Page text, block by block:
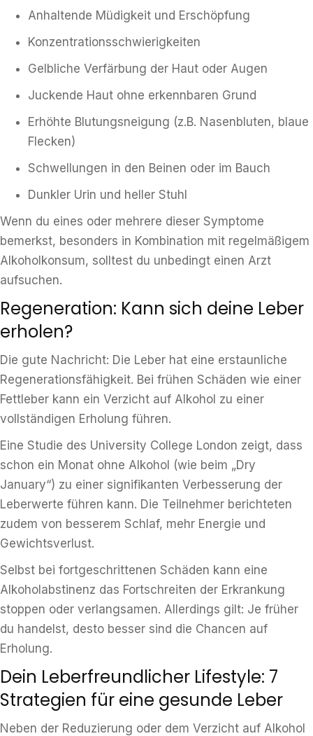
Anhaltende Müdigkeit und Erschöpfung
Konzentrationsschwierigkeiten
Gelbliche Verfärbung der Haut oder Augen
Juckende Haut ohne erkennbaren Grund
Erhöhte Blutungsneigung (z.B. Nasenbluten, blaue
Flecken)
Schwellungen in den Beinen oder im Bauch
Dunkler Urin und heller Stuhl
Wenn du eines oder mehrere dieser Symptome
bemerkst, besonders in Kombination mit regelmäßigem
Alkoholkonsum, solltest du unbedingt einen Arzt
aufsuchen.
Regeneration: Kann sich deine Leber
erholen?
Die gute Nachricht: Die Leber hat eine erstaunliche
Regenerationsfähigkeit. Bei frühen Schäden wie einer
Fettleber kann ein Verzicht auf Alkohol zu einer
vollständigen Erholung führen.
Eine Studie des University College London zeigt, dass
schon ein Monat ohne Alkohol (wie beim „Dry
January“) zu einer signifikanten Verbesserung der
Leberwerte führen kann. Die Teilnehmer berichteten
zudem von besserem Schlaf, mehr Energie und
Gewichtsverlust.
Selbst bei fortgeschrittenen Schäden kann eine
Alkoholabstinenz das Fortschreiten der Erkrankung
stoppen oder verlangsamen. Allerdings gilt: Je früher
du handelst, desto besser sind die Chancen auf
Erholung.
Dein Leberfreundlicher Lifestyle: 7
Strategien für eine gesunde Leber
Neben der Reduzierung oder dem Verzicht auf Alkohol